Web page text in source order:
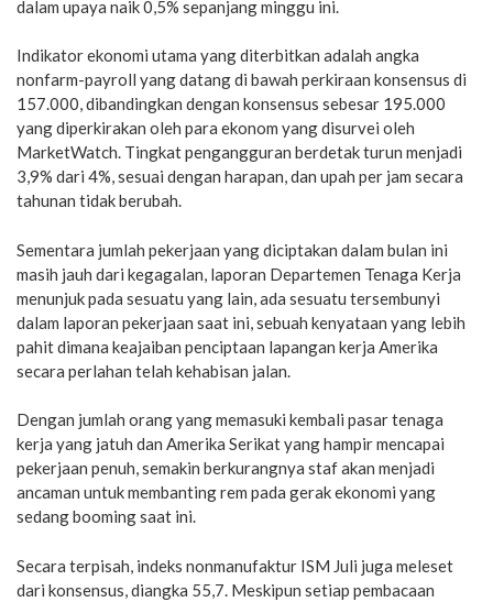
dalam upaya naik 0,5% sepanjang minggu ini.
Indikator ekonomi utama yang diterbitkan adalah angka
nonfarm-payroll yang datang di bawah perkiraan konsensus di
157.000, dibandingkan dengan konsensus sebesar 195.000
yang diperkirakan oleh para ekonom yang disurvei oleh
MarketWatch. Tingkat pengangguran berdetak turun menjadi
3,9% dari 4%, sesuai dengan harapan, dan upah per jam secara
tahunan tidak berubah.
Sementara jumlah pekerjaan yang diciptakan dalam bulan ini
masih jauh dari kegagalan, laporan Departemen Tenaga Kerja
menunjuk pada sesuatu yang lain, ada sesuatu tersembunyi
dalam laporan pekerjaan saat ini, sebuah kenyataan yang lebih
pahit dimana keajaiban penciptaan lapangan kerja Amerika
secara perlahan telah kehabisan jalan.
Dengan jumlah orang yang memasuki kembali pasar tenaga
kerja yang jatuh dan Amerika Serikat yang hampir mencapai
pekerjaan penuh, semakin berkurangnya staf akan menjadi
ancaman untuk membanting rem pada gerak ekonomi yang
sedang booming saat ini.
Secara terpisah, indeks nonmanufaktur ISM Juli juga meleset
dari konsensus, diangka 55,7. Meskipun setiap pembacaan